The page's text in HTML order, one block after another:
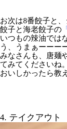
お次は8番餃子と
餃子と海老餃子の
いつもの辣油では
う、うまぁーーー
みなさんも、唐麺
てみてくださいね。
おいしかったら教
4. テイクアウト